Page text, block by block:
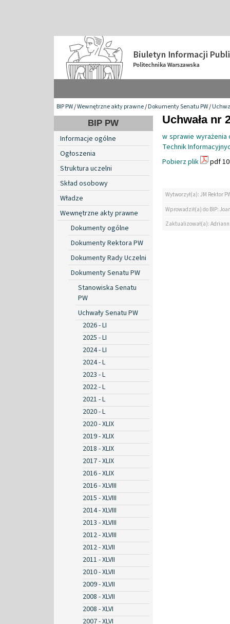
BIP PW/Wewnętrzne akty prawne/Dokumenty Senatu PW/
BIP PW
Informacje ogólne
Ogłoszenia
Struktura uczelni
Skład osobowy
Władze
Wewnętrzne akty prawne
Dokumenty ogólne
Dokumenty Rektora PW
Dokumenty Rady Uczelni
Dokumenty Senatu PW
Stanowiska Senatu
PW
Uchwały Senatu PW
2026 - LI
2025 - LI
2024 - LI
2024 - L
2023 - L
2022 - L
2021 - L
2020 - L
2020 - XLIX
2019 - XLIX
2018 - XLIX
2017 - XLIX
2016 - XLIX
2016 - XLVIII
2015 - XLVIII
2014 - XLVIII
2013 - XLVIII
2012 - XLVIII
2012 - XLVII
2011 - XLVII
2010 - XLVII
2009 - XLVII
2008 - XLVII
2008 - XLVI
2007 - XLVI
Uchwała nr
w sprawie wyrażenia
Technik
Pobierz plik
pdf
Wytworzył(a): JM Rektor
Wprowadził(a) do BIP:
Zaktualizował(a):